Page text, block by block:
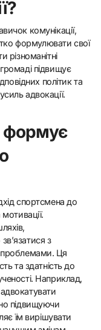
резонують з
дії. Ці адвокати
з якими стикаються
їхню
їхні унікальні риси
надихати зміни
для
комунікації,
формулювати свої
підвищує
політик та
адвокації.
формує